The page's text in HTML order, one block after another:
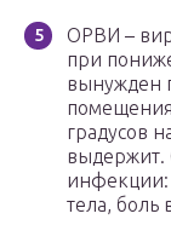
ОРВИ –
при
вынужден
градусов
выдержит.
инфекции:
тела, боль